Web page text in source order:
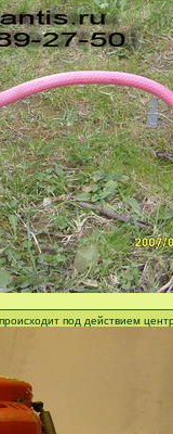
под действием